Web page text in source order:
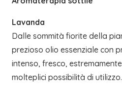
Lavanda
Dalle sommità fiorite della
prezioso olio essenziale con
intenso, fresco,
molteplici possibilità di